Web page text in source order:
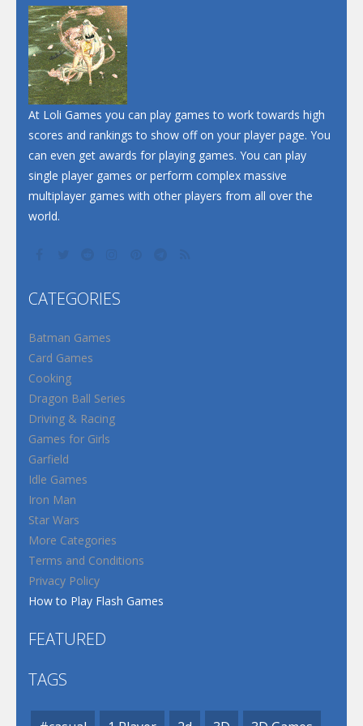
At Loli Games you can play games to work towards high
scores and rankings to show off on your player page. You
can even get awards for playing games. You can play
single player games or perform complex massive
multiplayer games with other players from all over the
world.
CATEGORIES
Batman Games
Card Games
Cooking
Dragon Ball Series
Driving & Racing
Games for Girls
Garfield
Idle Games
Iron Man
Star Wars
More Categories
Terms and Conditions
Privacy Policy
How to Play Flash Games
FEATURED
TAGS